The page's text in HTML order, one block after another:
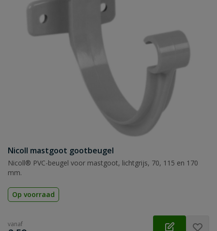
Nicoll mastgoot gootbeugel
Nicoll® PVC-beugel voor mastgoot, lichtgrijs, 70, 115 en 170
mm.
Op voorraad
vanaf